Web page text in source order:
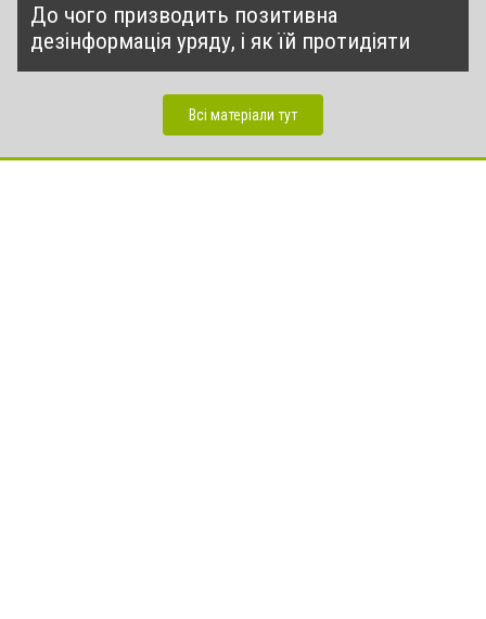
До чого призводить позитивна
дезінформація уряду, і як їй протидіяти
Всі матеріали тут